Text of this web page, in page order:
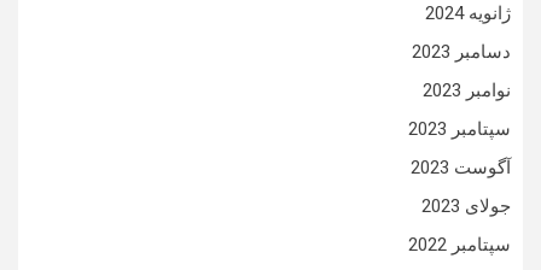
ژانویه 2024
دسامبر 2023
نوامبر 2023
سپتامبر 2023
آگوست 2023
جولای 2023
سپتامبر 2022